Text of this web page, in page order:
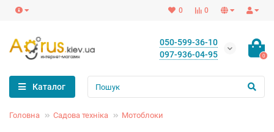
0
0
050-599-36-10
097-936-04-95
0
Каталог
Головна Садова техніка Мотоблоки